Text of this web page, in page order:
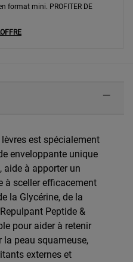
format mini. PROFITER DE
est spécialement
enveloppante unique
aide à apporter un
à sceller efficacement
la Glycérine, de la
Peptide &
pour aider à retenir
la peau squameuse,
externes et